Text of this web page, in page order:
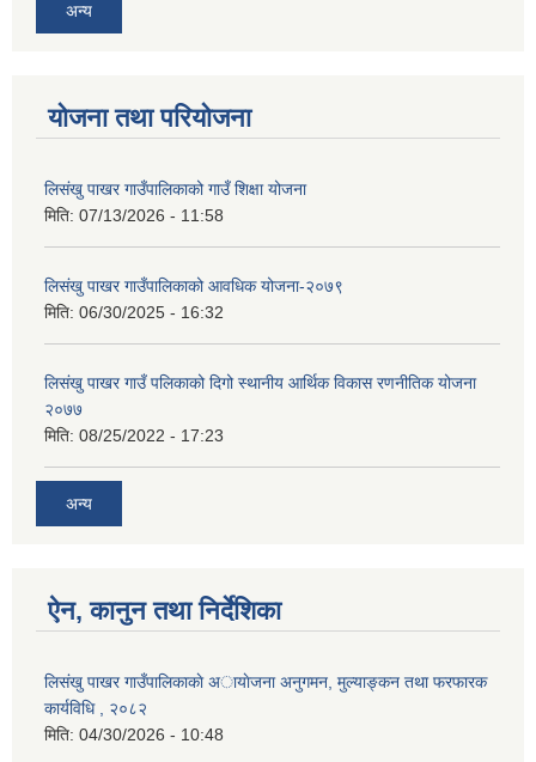
अन्य
योजना तथा परियोजना
लिसंखु पाखर गाउँपालिकाको गाउँ शिक्षा योजना
मिति: 07/13/2026 - 11:58
लिसंखु पाखर गाउँपालिकाको आवधिक योजना-२०७९
मिति: 06/30/2025 - 16:32
लिसंखु पाखर गाउँ पलिकाको दिगो स्थानीय आर्थिक विकास रणनीतिक योजना
२०७७
मिति: 08/25/2022 - 17:23
अन्य
ऐन, कानुन तथा निर्देशिका
लिसंखु पाखर गाउँपालिकाकाे अायाेजना अनुगमन, मुल्याङ्कन तथा फरफारक
कार्यविधि , २०८२
मिति: 04/30/2026 - 10:48